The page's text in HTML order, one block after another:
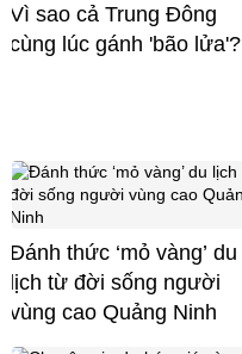
Vì sao cả Trung Đông
cùng lúc gánh 'bão lửa'?
Đánh thức ‘mỏ vàng’ du
lịch từ đời sống người
vùng cao Quảng Ninh